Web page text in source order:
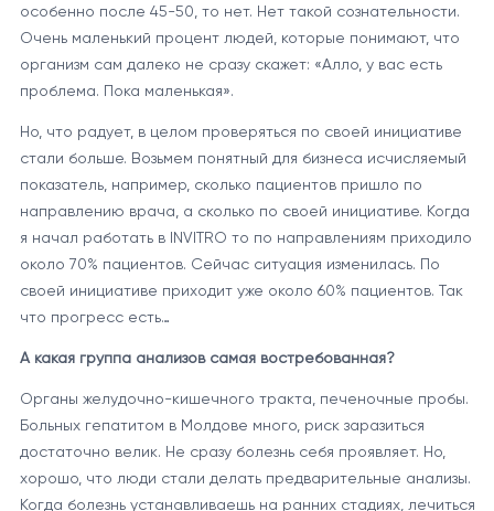
особенно после 45-50, то нет. Нет такой сознательности.
Очень маленький процент людей, которые понимают, что
организм сам далеко не сразу скажет: «Алло, у вас есть
проблема. Пока маленькая».
Но, что радует, в целом проверяться по своей инициативе
стали больше. Возьмем понятный для бизнеса исчисляемый
показатель, например, сколько пациентов пришло по
направлению врача, а сколько по своей инициативе. Когда
я начал работать в INVITRO то по направлениям приходило
около 70% пациентов. Сейчас ситуация изменилась. По
своей инициативе приходит уже около 60% пациентов. Так
что прогресс есть…
А какая группа анализов самая востребованная?
Органы желудочно-кишечного тракта, печеночные пробы.
Больных гепатитом в Молдове много, риск заразиться
достаточно велик. Не сразу болезнь себя проявляет. Но,
хорошо, что люди стали делать предварительные анализы.
Когда болезнь устанавливаешь на ранних стадиях, лечиться